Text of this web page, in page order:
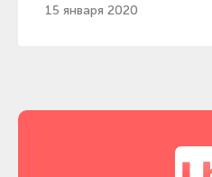
15 января 2020